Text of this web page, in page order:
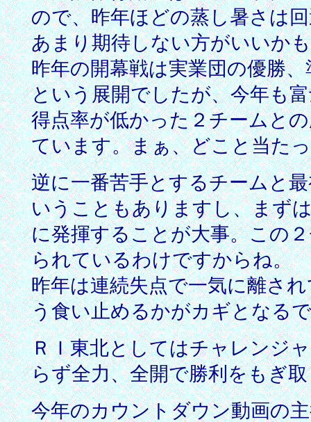
ので、昨年ほどの蒸し暑さは
あまり期待しない方がいいか
昨年の開幕戦は実業団の優勝
という展開でしたが、今年も
得点率が低かった２チームと
ています。まぁ、どこと当た
逆に一番苦手とするチームと
いうこともありますし、まず
に発揮することが大事。この
られているわけですからね。
昨年は連続失点で一気に離さ
う食い止めるかがカギとなる
ＲＩ東北としてはチャレンジ
らず全力、全開で勝利をもぎ
今年のカウントダウン動画の